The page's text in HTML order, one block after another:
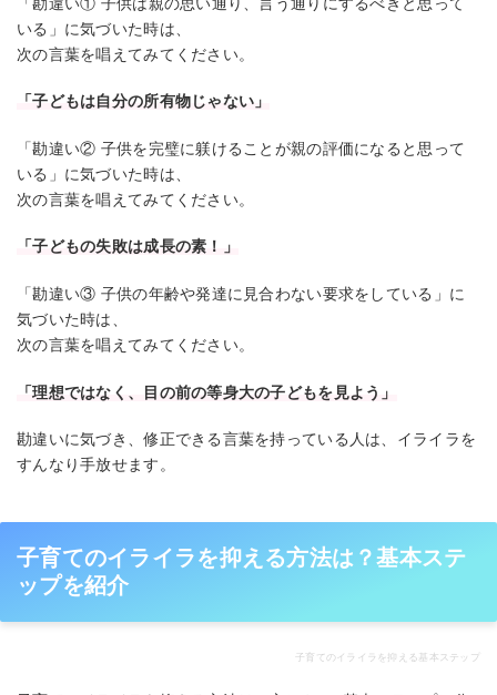
いる」に気づいた時は、
次の言葉を唱えてみてください。
「子どもは自分の所有物じゃない」
「勘違い② 子供を完璧に躾けることが親の評価になると思って
いる」に気づいた時は、
次の言葉を唱えてみてください。
「子どもの失敗は成長の素！」
「勘違い③ 子供の年齢や発達に見合わない要求をしている」に
気づいた時は、
次の言葉を唱えてみてください。
「理想ではなく、目の前の等身大の子どもを見よう」
勘違いに気づき、修正できる言葉を持っている人は、イライラを
すんなり手放せます。
子育てのイライラを抑える方法は？基本ステ
ップを紹介
子育てのイライラを抑える基本ステップ